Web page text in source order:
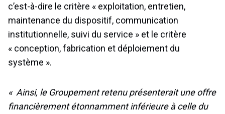
c’est-à-dire le critère « exploitation, entretien,
maintenance du dispositif, communication
institutionnelle, suivi du service » et le critère
« conception, fabrication et déploiement du
système ».
« Ainsi, le Groupement retenu présenterait une offre
financièrement étonnamment inférieure à celle du